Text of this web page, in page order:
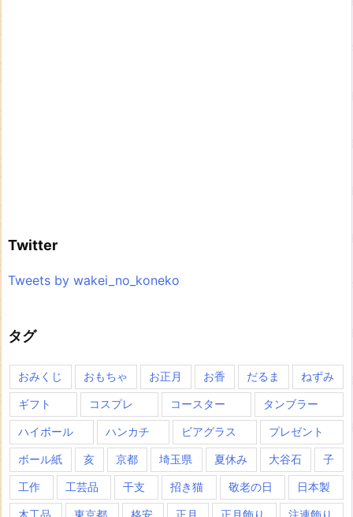
Twitter
Tweets by wakei_no_koneko
タグ
おみくじ おもちゃ お正月 お香 だるま ねずみ
ギフト コスプレ コースター タンブラー
ハイボール ハンカチ ビアグラス プレゼント
ボール紙 亥 京都 埼玉県 夏休み 大谷石 子
工作 工芸品 干支 招き猫 敬老の日 日本製